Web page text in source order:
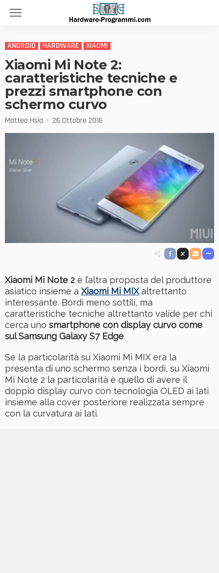
ANDROID HARDWARE XIAOMI
Xiaomi Mi Note 2:
caratteristiche tecniche e
prezzi smartphone con
schermo curvo
Matteo Hsia 26 Ottobre 2016
Xiaomi Mi Note 2 è l’altra proposta del produttore
asiatico insieme a Xiaomi Mi MIXaltrettanto
interessante. Bordi meno sottili, ma
caratteristiche tecniche altrettanto valide per chi
cerca uno smartphone con display curvo come
sul Samsung Galaxy S7 Edge.
Se la particolarità su Xiaomi Mi MIX era la
presenta di uno schermo senza i bordi, su Xiaomi
Mi Note 2 la particolarità è quello di avere il
doppio display curvo con tecnologia OLED ai lati
insieme alla cover posteriore realizzata sempre
con la curvatura ai lati.